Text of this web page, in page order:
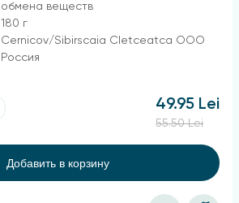
обмена веществ
180 г
Cernicov/Sibirscaia Cletceatca ООО
Россия
49.95 Lei
55.50 Lei
Добавить в корзину